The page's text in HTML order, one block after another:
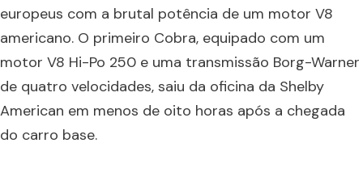
europeus com a brutal potência de um motor V8
americano. O primeiro Cobra, equipado com um
motor V8 Hi-Po 250 e uma transmissão Borg-Warner
de quatro velocidades, saiu da oficina da Shelby
American em menos de oito horas após a chegada
do carro base.